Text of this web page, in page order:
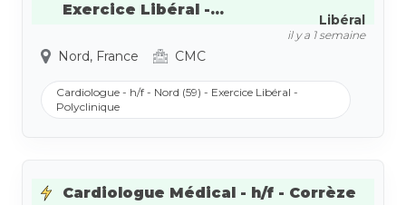
Exercice Libéral -...
Libéral
il y a 1 semaine
Nord, France CMC
Cardiologue - h/f - Nord (59) - Exercice Libéral -
Polyclinique
Cardiologue Médical - h/f - Corrèze